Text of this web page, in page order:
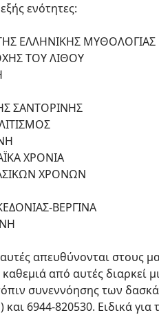
ενότητες:
ΕΛΛΗΝΙΚΗΣ ΜΥΘΟΛΟΓΙΑΣ
ΤΟΥ ΛΙΘΟΥ
ΣΑΝΤΟΡΙΝΗΣ
ΧΡΟΝΙΑ
ΧΡΟΝΩΝ
ΒΕΡΓΙΝΑ
απευθύνονται στους
από αυτές
συνεννόησης των
6944-820530. Ειδικά για